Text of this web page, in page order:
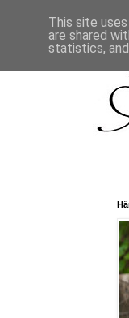
This site
are shared
statistics,